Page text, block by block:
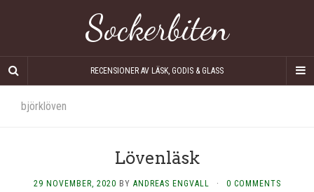
Sockerbiten
RECENSIONER AV LÄSK, GODIS & GLASS
björklöven
Lövenläsk
29 NOVEMBER, 2020 BY ANDREAS ENGVALL · 0 COMMENTS